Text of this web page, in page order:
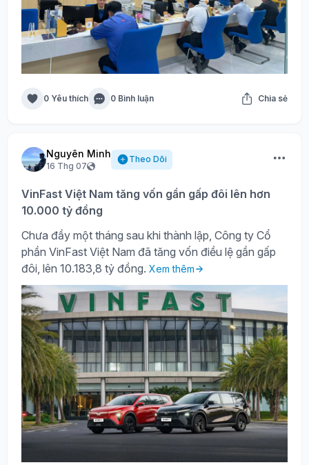
0 Yêu thích 0 Bình luận Chia sẻ
Nguyên Minh
16 Thg 07
Theo Dõi
VinFast Việt Nam tăng vốn gần gấp đôi lên hơn
10.000 tỷ đồng
Chưa đầy một tháng sau khi thành lập, Công ty Cổ
phần VinFast Việt Nam đã tăng vốn điều lệ gần gấp
đôi, lên 10.183,8 tỷ đồng. Xem thêm